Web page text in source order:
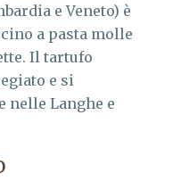
e Veneto) è
a pasta molle
Il tartufo
e si
nelle Langhe e